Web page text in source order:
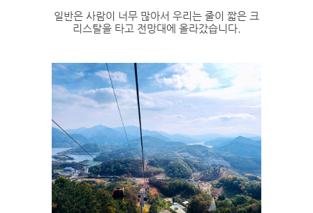
일반은 사람이 너무 많아서 우리는 줄이 짧은 크
리스탈을 타고 전망대에 올라갔습니다.